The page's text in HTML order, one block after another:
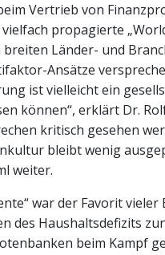
Vertrieb von
propagierte
Länder- und
Ansätze
ist vielleicht ein
können“, erklärt Dr.
kritisch gesehen
bleibt wenig
weiter.
war der Favorit
des Haushaltsdefizits
beim Kampf